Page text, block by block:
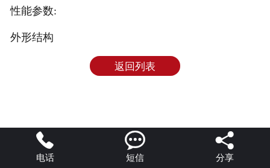
性能参数:
外形结构
返回列表

电话

短信

分享